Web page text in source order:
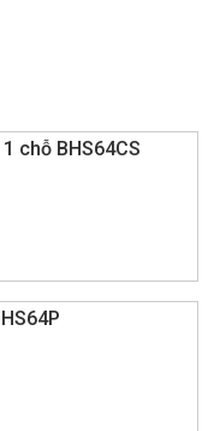
chỗ BHS64CS